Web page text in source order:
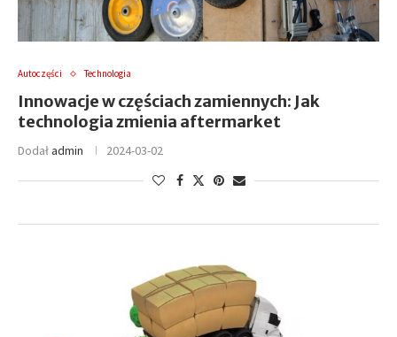
Autoczęści Technologia
Innowacje w częściach zamiennych: Jak
technologia zmienia aftermarket
Dodaładmin 2024-03-02